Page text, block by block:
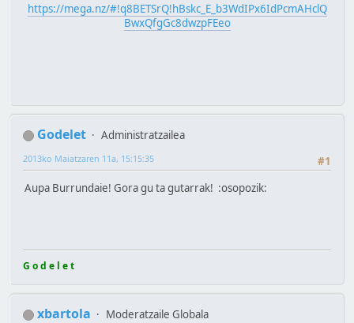
https://mega.nz/#!q8BETSrQ!hBskc_E_b3WdIPx6IdPcmAHclQ
BwxQfgGc8dwzpFEeo
Godelet
Administratzailea
#1
2013ko Maiatzaren 11a, 15:15:35
Aupa Burrundaie! Gora gu ta gutarrak! :osopozik:
G o d e l e t
xbartola Moderatzaile Globala